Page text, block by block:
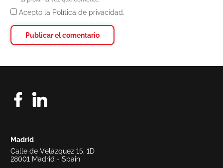
Acepto la Política de privacidad.
Madrid
Calle de Velázquez 15, 1D
28001 Madrid - Spain